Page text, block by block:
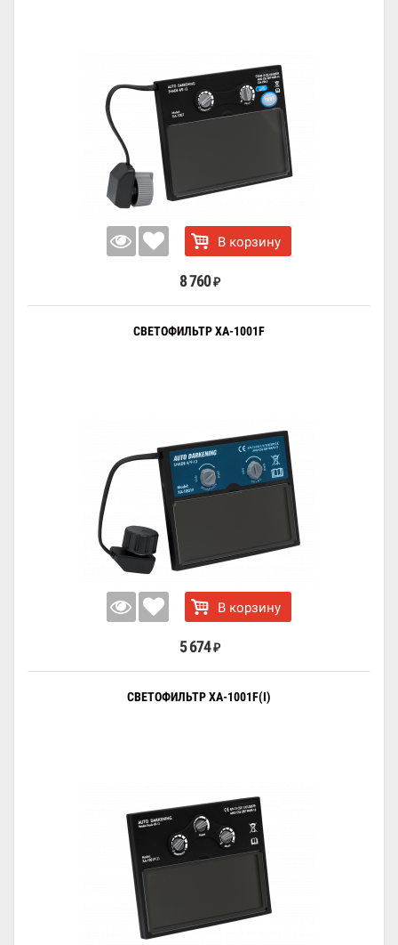
В корзину
8 760 ₽
СВЕТОФИЛЬТР XA-1001F
В корзину
5 674 ₽
СВЕТОФИЛЬТР XA-1001F(I)